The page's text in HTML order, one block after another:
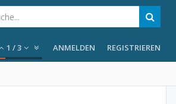
1 /3 ANMELDEN REGISTRIEREN